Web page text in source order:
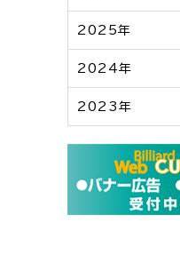
2025年
2024年
2023年